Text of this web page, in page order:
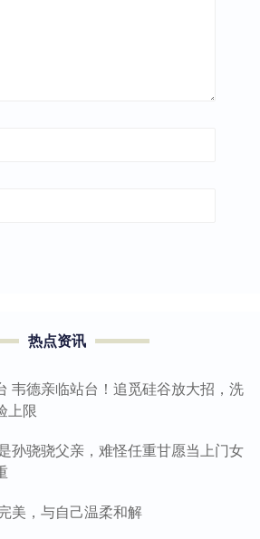
热点资讯
韦德亲临站台！追觅硅谷放大招，洗
上限
孙骁骁父亲，难怪任重甘愿当上门女
美，与自己温柔和解